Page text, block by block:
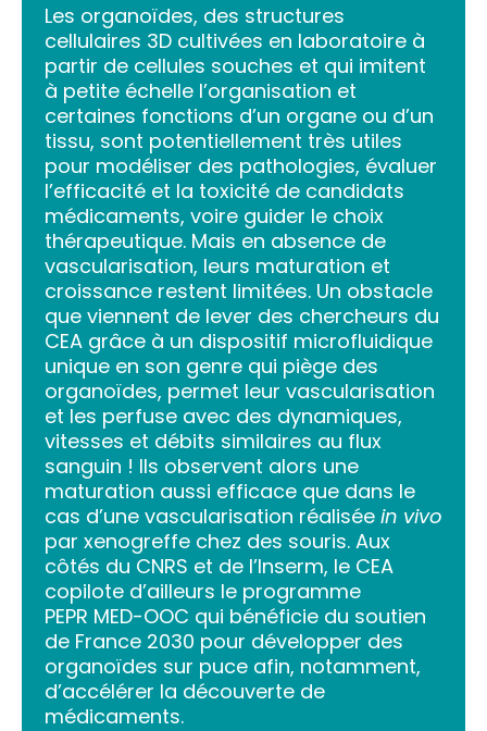
Les organoïdes, des structures
cellulaires 3D cultivées en laboratoire à
partir de cellules souches et qui imitent
à petite échelle l’organisation et
certaines fonctions d’un organe ou d’un
tissu, sont potentiellement très utiles
pour modéliser des pathologies, évaluer
l’efficacité et la toxicité de candidats
médicaments, voire guider le choix
thérapeutique. Mais en absence de
vascularisation, leurs maturation et
croissance restent limitées. Un obstacle
que viennent de lever des chercheurs du
CEA grâce à un dispositif microfluidique
unique en son genre qui piège des
organoïdes, permet leur vascularisation
et les perfuse avec des dynamiques,
vitesses et débits similaires au flux
sanguin ! Ils observent alors une
maturation aussi efficace que dans le
cas d’une vascularisation réalisée in vivo
par xenogreffe chez des souris. Aux
côtés du CNRS et de l’Inserm, le CEA
copilote d’ailleurs le programme
PEPR MED-OOC qui bénéficie du soutien
de France 2030 pour développer des
organoïdes sur puce afin, notamment,
d’accélérer la découverte de
médicaments.